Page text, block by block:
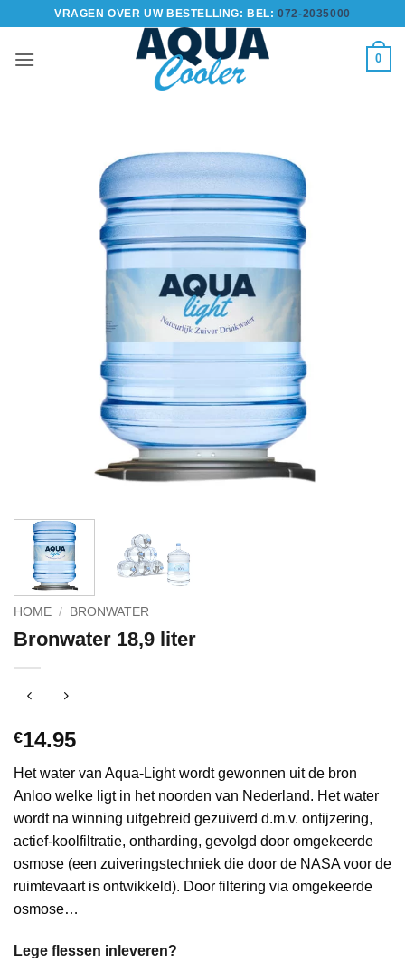
inhoud
VRAGEN OVER UW BESTELLING: BEL:072-2035000
0
HOME / BRONWATER
Bronwater 18,9 liter
€14.95
Het water van Aqua-Light wordt gewonnen uit de bron
Anloo welke ligt in het noorden van Nederland. Het water
wordt na winning uitgebreid gezuiverd d.m.v. ontijzering,
actief-koolfiltratie, ontharding, gevolgd door omgekeerde
osmose (een zuiveringstechniek die door de NASA voor de
ruimtevaart is ontwikkeld). Door filtering via omgekeerde
osmose…
Lege flessen inleveren?